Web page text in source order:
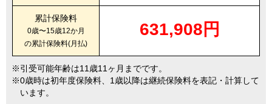
累計保険料
0歳〜15歳12か月
の累計保険料(月払)
631,908円
引受可能年齢は11歳11ヶ月までです。
0歳時は初年度保険料、1歳以降は継続保険料を表記・計算して
います。